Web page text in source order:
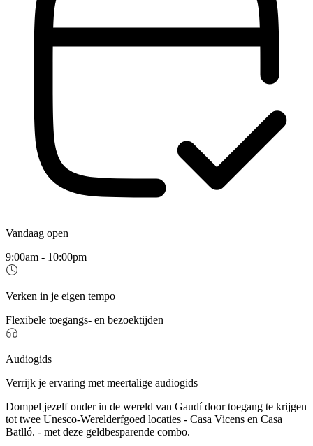
Vandaag open
9:00am - 10:00pm
Verken in je eigen tempo
Flexibele toegangs- en bezoektijden
Audiogids
Verrijk je ervaring met meertalige audiogids
Dompel jezelf onder in de wereld van Gaudí door toegang te krijgen
tot twee Unesco-Werelderfgoed locaties - Casa Vicens en Casa
Batlló. - met deze geldbesparende combo.